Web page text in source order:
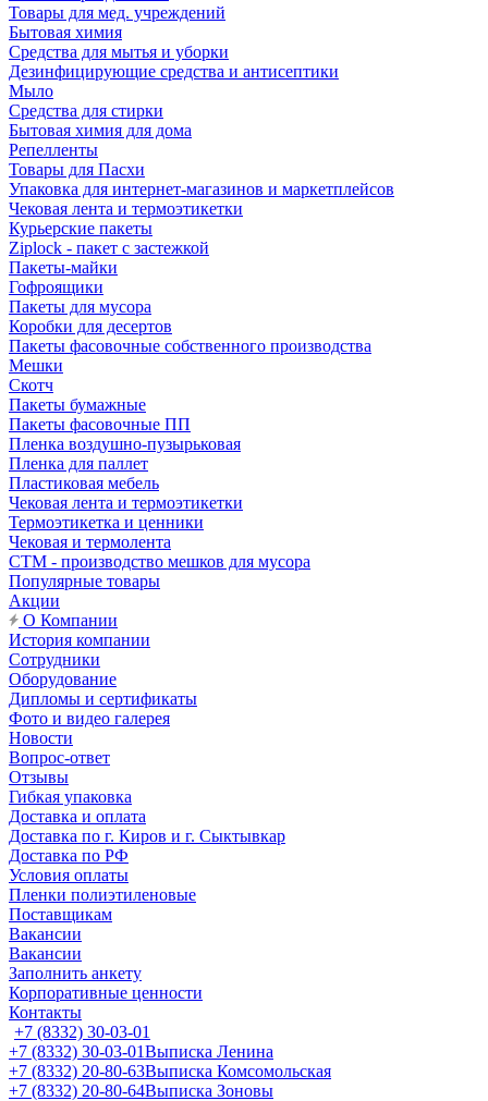
Товары для мед. учреждений
Бытовая химия
Средства для мытья и уборки
Дезинфицирующие средства и антисептики
Мыло
Средства для стирки
Бытовая химия для дома
Репелленты
Товары для Пасхи
Упаковка для интернет-магазинов и маркетплейсов
Чековая лента и термоэтикетки
Курьерские пакеты
Ziplock - пакет с застежкой
Пакеты-майки
Гофроящики
Пакеты для мусора
Коробки для десертов
Пакеты фасовочные собственного производства
Мешки
Скотч
Пакеты бумажные
Пакеты фасовочные ПП
Пленка воздушно-пузырьковая
Пленка для паллет
Пластиковая мебель
Чековая лента и термоэтикетки
Термоэтикетка и ценники
Чековая и термолента
СТМ - производство мешков для мусора
Популярные товары
Акции
О Компании
История компании
Сотрудники
Оборудование
Дипломы и сертификаты
Фото и видео галерея
Новости
Вопрос-ответ
Отзывы
Гибкая упаковка
Доставка и оплата
Доставка по г. Киров и г. Сыктывкар
Доставка по РФ
Условия оплаты
Пленки полиэтиленовые
Поставщикам
Вакансии
Вакансии
Заполнить анкету
Корпоративные ценности
Контакты
+7 (8332) 30-03-01
+7 (8332) 30-03-01Выписка Ленина
+7 (8332) 20-80-63Выписка Комсомольская
+7 (8332) 20-80-64Выписка Зоновы